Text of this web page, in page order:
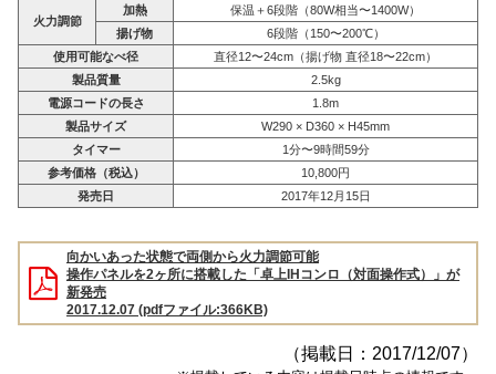
火力調節
加熱
保温＋6段階（80W相当〜1400W）
揚げ物
6段階（150〜200℃）
使用可能なべ径
直径12〜24cm（揚げ物 直径18〜22cm）
製品質量
2.5kg
電源コードの長さ
1.8m
製品サイズ
W290 × D360 × H45mm
タイマー
1分〜9時間59分
参考価格（税込）
10,800円
発売日
2017年12月15日
向かいあった状態で両側から火力調節可能
操作パネルを2ヶ所に搭載した「卓上IHコンロ（対面操作式）」が
新発売
2017.12.07 (pdfファイル:366KB)
（掲載日：2017/12/07）